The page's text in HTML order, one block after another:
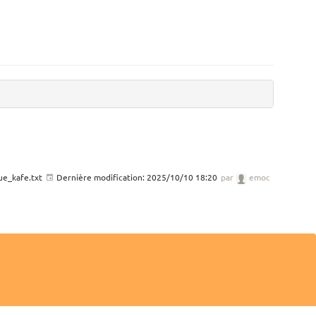
Dernière modification: 2025/10/10 18:20 par emoc